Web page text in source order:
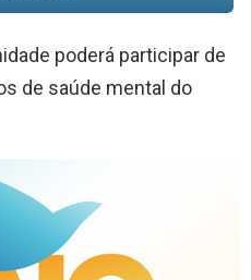
poderá participar de
de saúde mental do